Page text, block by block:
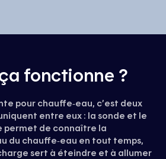
fonctionne ?
pour chauffe‑eau, c’est deux
entre eux : la sonde et le
permet de connaître la
du chauffe‑eau en tout temps,
sert à éteindre et à allumer